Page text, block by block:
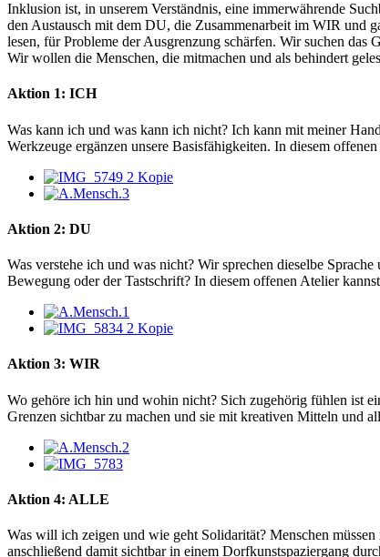
Inklusion ist, in unserem Verständnis, eine immerwährende
den Austausch mit dem DU, die Zusammenarbeit im WIR und
lesen, für Probleme der Ausgrenzung schärfen. Wir suchen das
Wir wollen die Menschen, die mitmachen und als behindert
Aktion 1: ICH
Was kann ich und was kann ich nicht? Ich kann mit meiner
Werkzeuge ergänzen unsere Basisfähigkeiten. In diesem
Aktion 2: DU
Was verstehe ich und was nicht? Wir sprechen dieselbe
Bewegung oder der Tastschrift? In diesem offenen Atelier
Aktion 3: WIR
Wo gehöre ich hin und wohin nicht? Sich zugehörig fühlen ist
Grenzen sichtbar zu machen und sie mit kreativen Mitteln und
Aktion 4: ALLE
Was will ich zeigen und wie geht Solidarität? Menschen
anschließend damit sichtbar in einem Dorfkunstspaziergang